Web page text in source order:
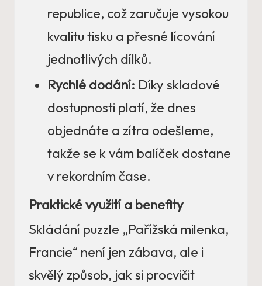
republice, což zaručuje vysokou
kvalitu tisku a přesné lícování
jednotlivých dílků.
Rychlé dodání: Díky skladové
dostupnosti platí, že dnes
objednáte a zítra odešleme,
takže se k vám balíček dostane
v rekordním čase.
Praktické využití a benefity
Skládání puzzle „Pařížská milenka,
Francie“ není jen zábava, ale i
skvělý způsob, jak si procvičit